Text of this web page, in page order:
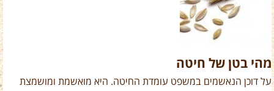
מהי בטן של חיטה
על דוכן הנאשמים במשפט עומדת החיטה. היא מואשמת ומושמצת